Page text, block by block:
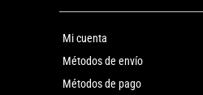
Mi cuenta
Métodos de envío
Métodos de pago